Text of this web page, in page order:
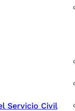
Servicio Civil